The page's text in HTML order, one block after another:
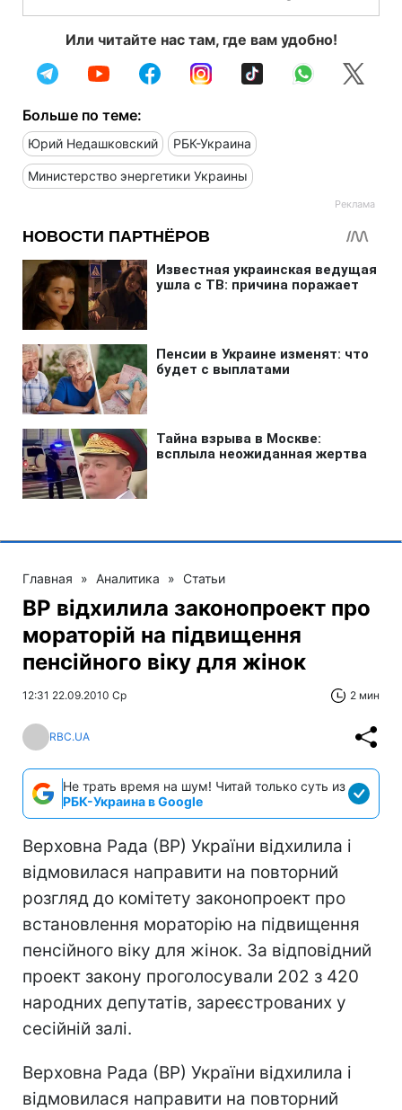
Или читайте нас там, где вам удобно!
Больше по теме:
Юрий Недашковский РБК-Украина
Министерство энергетики Украины
Главная » Аналитика » Статьи
ВР відхилила законопроект про
мораторій на підвищення
пенсійного віку для жінок
12:31 22.09.2010 Ср 2 мин
RBC.UA
Не трать время на шум! Читай только суть из
РБК-Украина в Google
Верховна Рада (ВР) України відхилила і
відмовилася направити на повторний
розгляд до комітету законопроект про
встановлення мораторію на підвищення
пенсійного віку для жінок. За відповідний
проект закону проголосували 202 з 420
народних депутатів, зареєстрованих у
сесійній залі.
Верховна Рада (ВР) України відхилила і
відмовилася направити на повторний